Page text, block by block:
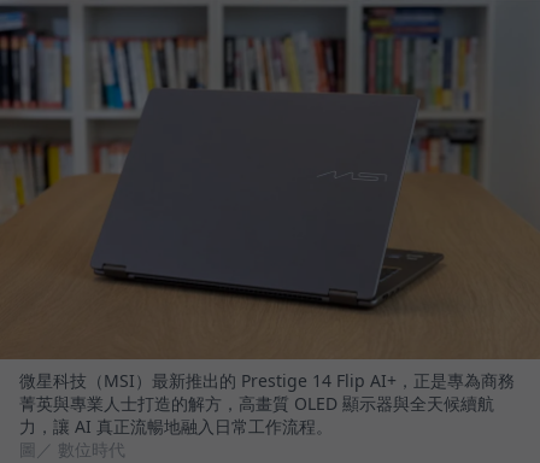
微星科技（MSI）最新推出的 Prestige 14 Flip AI+，正是專為商務
菁英與專業人士打造的解方，高畫質 OLED 顯示器與全天候續航
力，讓 AI 真正流暢地融入日常工作流程。
圖／ 數位時代